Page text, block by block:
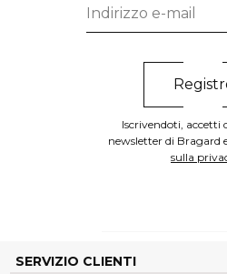
Iscrivendoti, accetti
newsletter di Bragard
sulla
SERVIZIO CLIENTI